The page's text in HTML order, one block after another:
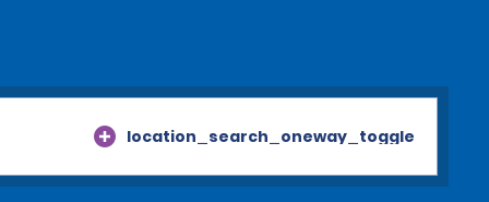
location_search_oneway_toggle